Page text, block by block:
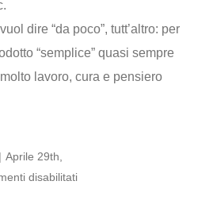
dire “da poco”, tutt’altro: per
“semplice” quasi sempre
lavoro, cura e pensiero
| Aprile 29th,
disabilitatisu